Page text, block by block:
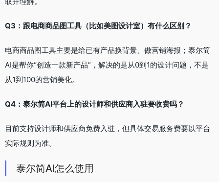
Q3：跟电商商品图工具（比如美图设计室）有什么区别？
电商商品图工具主要是给已有产品换背景、做营销海报；泰尔简
AI是帮你“创造一款新产品”，解决的是从0到1的设计问题，不是
从1到100的营销美化。
Q4：泰尔简AI平台上的设计师和供应商入驻要收费吗？
目前支持设计师和供应商免费入驻，但具体交易服务费要以平台
实际规则为准。
泰尔简AI怎么使用